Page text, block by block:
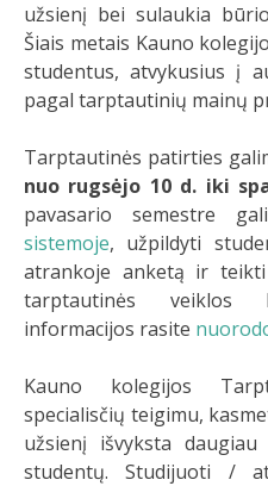
užsienį bei sulaukia
Šiais metais Kauno
studentus, atvykusius į
pagal tarptautinių mainų
Tarptautinės patirties
nuo rugsėjo 10 d. iki
pavasario semestre
sistemoje, užpildyti
atrankoje anketą ir
tarptautinės veiklos
informacijos rasite
Kauno kolegijos
specialisčių teigimu,
užsienį išvyksta
studentų. Studijuoti /